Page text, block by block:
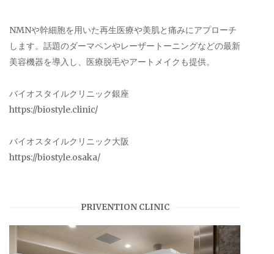
NMNや幹細胞を用いた再生医療や美肌と痛みにアプローチ
します。話題のダーマペンやレーザートーニングなどの最新
美容機器を導入し、医療脱毛やアートメイクも提供。
バイオスタイルクリニック銀座
https://biostyle.clinic/
バイオスタイルクリニック大阪
https://biostyle.osaka/
PRIVENTION CLINIC